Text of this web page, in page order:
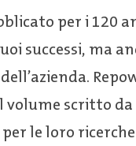
per i 120
successi, ma
volume scritto
per le loro